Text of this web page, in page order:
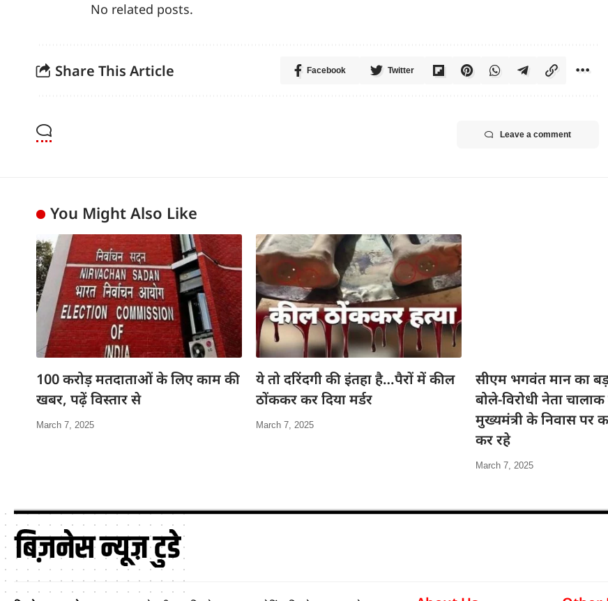
No related posts.
Share This Article Facebook Twitter
Leave a comment
You Might Also Like
100 करोड़ मतदाताओं के लिए काम की
खबर, पढ़ें विस्तार से
March 7, 2025
ये तो दरिंदगी की इंतहा है…पैरों में कील
ठोंककर कर दिया मर्डर
March 7, 2025
सीएम भगवंत मान का
बोले-विरोधी नेता
मुख्यमंत्री के निवास पर
कर रहे
March 7, 2025